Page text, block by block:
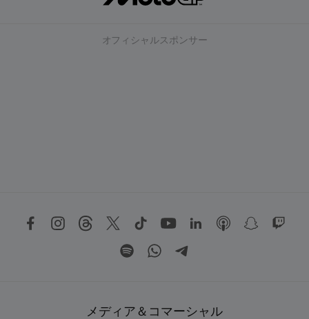
オフィシャルスポンサー
メディア＆コマーシャル